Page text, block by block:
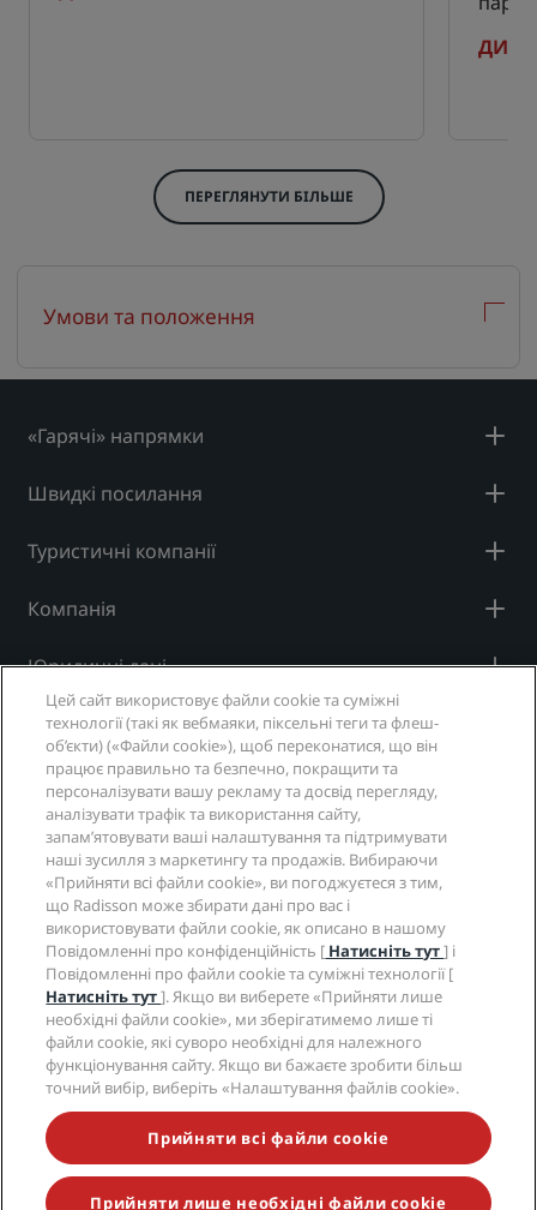
ДИВ.
ПЕРЕГЛЯНУТИ БІЛЬШЕ
Умови та положення
«Гарячі» напрямки
Швидкі посилання
Туристичні компанії
Компанія
Юридичні дані
Довідка
Соціальні мережі
Бренди готелів Radisson
tiktokinstagram
youtubefacebook
whatsapp
pinterest
threads
twitterlinkedin
НЕ ПРОПУСТІТЬ ЖОДНОЇ З НАШИХ
НАЙПОПУЛЯРНІШИХ ВИГІДНИХ ПРОПОЗИЦІЙ
RHG Radisson Hotel Group, Radisson, Radisson RED,
Radisson Blu, Radisson Collection, Radisson
Individuals, Park Plaza, Park Inn, Country Inn & Suites,
Prize by Radisson, Radisson Rewards і Radisson
Цей сайт використовує файли cookie та суміжні
технології (такі як вебмаяки, піксельні теги та флеш-
об’єкти) («Файли cookie»), щоб переконатися, що він
працює правильно та безпечно, покращити та
персоналізувати вашу рекламу та досвід перегляду,
аналізувати трафік та використання сайту,
запам’ятовувати ваші налаштування та підтримувати
наші зусилля з маркетингу та продажів. Вибираючи
«Прийняти всі файли cookie», ви погоджуєтеся з тим,
що Radisson може збирати дані про вас і
використовувати файли cookie, як описано в нашому
Повідомленні про конфіденційність [ Натисніть тут] і
Повідомленні про файли cookie та суміжні технології [
Натисніть тут]. Якщо ви виберете «Прийняти лише
необхідні файли cookie», ми зберігатимемо лише ті
файли cookie, які суворо необхідні для належного
функціонування сайту. Якщо ви бажаєте зробити більш
точний вибір, виберіть «Налаштування файлів cookie».
Прийняти всі файли cookie
Прийняти лише необхідні файли cookie